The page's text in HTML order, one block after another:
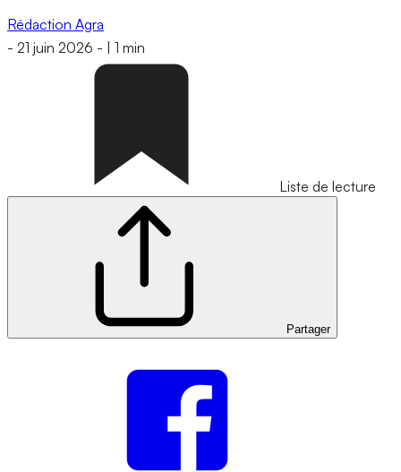
Rédaction Agra
- 21 juin 2026 - 1 min
Liste de lecture
Partager